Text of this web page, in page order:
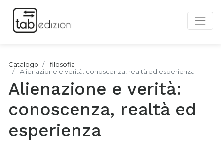
Catalogo
filosofia
Alienazione e verità: conoscenza, realtà ed esperienza
Alienazione e verità:
conoscenza, realtà ed
esperienza